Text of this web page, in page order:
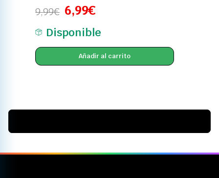
9,99€ 6,99€
Disponible
Añadir al carrito